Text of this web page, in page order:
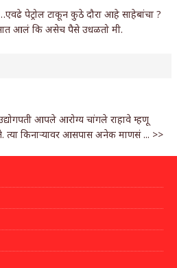
पेट्रोल टाकून कुठे दौरा आहे साहेबांचा ?
आलं कि असेच पैसे उधळतो मी.
आपले आरोग्य चांगले राहावे म्हणू
त्या किनाऱ्यावर आसपास अनेक माणसं ... >>